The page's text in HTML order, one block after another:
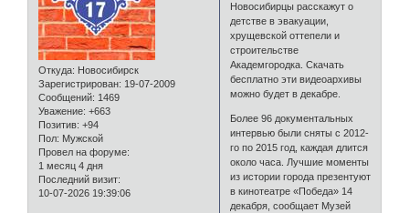
Откуда: Новосибирск
Зарегистрирован: 19-07-2009
Сообщений: 1469
Уважение: +663
Позитив: +94
Пол: Мужской
Провел на форуме:
1 месяц 4 дня
Последний визит:
10-07-2026 19:39:06
Новосибирцы расскажут о
детстве в эвакуации,
хрущевской оттепели и
строительстве
Академгородка. Скачать
бесплатно эти видеоархивы
можно будет в декабре.
Более 96 документальных
интервью были сняты с 2012-
го по 2015 год, каждая длится
около часа. Лучшие моменты
из истории города презентуют
в кинотеатре «Победа» 14
декабря, сообщает Музей